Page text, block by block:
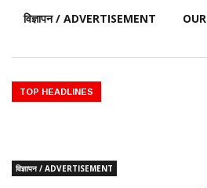
विज्ञापन / ADVERTISEMENT
TOP HEADLINESकाल ♦️ ईसा पूर्व 332 –
– ग्रेट पिरामिड्स (मिस्र) का निर्माण
विज्ञापन / ADVERTISEMENT